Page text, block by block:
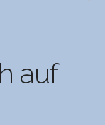
auf